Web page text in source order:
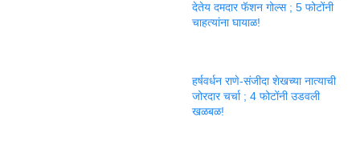
देतेय दमदार फॅशन गोल्स ; 5 फोटोंनी
चाहत्यांना घायाळ!
हर्षवर्धन राणे-संजीदा शेखच्या नात्याची
जोरदार चर्चा ; 4 फोटोंनी उडवली
खळबळ!